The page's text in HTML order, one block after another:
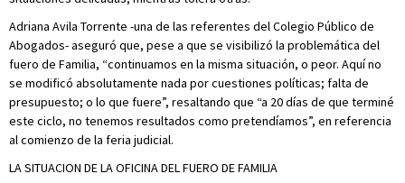
Adriana Avila Torrente -una de las referentes del Colegio Público de
Abogados- aseguró que, pese a que se visibilizó la problemática del
fuero de Familia, “continuamos en la misma situación, o peor. Aquí no
se modificó absolutamente nada por cuestiones políticas; falta de
presupuesto; o lo que fuere”, resaltando que “a 20 días de que terminé
este ciclo, no tenemos resultados como pretendíamos”, en referencia
al comienzo de la feria judicial.
LA SITUACION DE LA OFICINA DEL FUERO DE FAMILIA